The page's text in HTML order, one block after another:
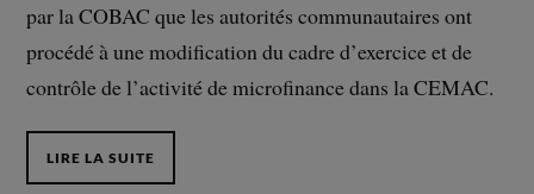
par la COBAC que les autorités communautaires ont
procédé à une modification du cadre d’exercice et de
contrôle de l’activité de microfinance dans la CEMAC.
LIRE LA SUITE